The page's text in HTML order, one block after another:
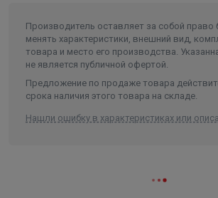
Вес в упаковке, кг 0.428
Объем 0.000781
Производитель оставляет за собой право
менять характеристики, внешний вид,
товара и место его производства.
не является публичной офертой.
Предложение по продаже товара
срока наличия этого товара на складе.
Нашли ошибку в характеристиках или